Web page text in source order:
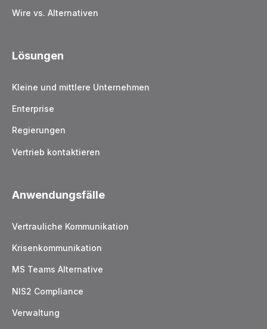
Wire vs. Alternativen
Lösungen
Kleine und mittlere Unternehmen
Enterprise
Regierungen
Vertrieb kontaktieren
Anwendungsfälle
Vertrauliche Kommunikation
Krisenkommunikation
MS Teams Alternative
NIS2 Compliance
Verwaltung